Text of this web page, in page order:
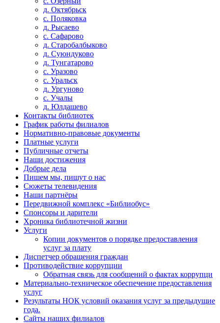
д. Октябрьск
с. Поляковка
д. Рысаево
с. Сафарово
д. Старобалбыково
д. Суюндуково
д. Тунгатарово
с. Уразово
с. Уральск
д. Ургуново
с. Учалы
д. Юлдашево
Контакты библиотек
График работы филиалов
Нормативно-правовые документы
Платные услуги
Публичные отчеты
Наши достижения
Добрые дела
Пишем мы, пишут о нас
Сюжеты телевидения
Наши партнёры
Передвижной комплекс «Библиобус»
Спонсоры и дарители
Хроника библиотечной жизни
Услуги
Копии документов о порядке предоставления
услуг за плату
Диспетчер обращения граждан
Противодействие коррупции
Обратная связь для сообщений о фактах коррупци
Материально-техническое обеспечение предоставления
услуг
Результаты НОК условий оказания услуг за предыдущие
года.
Сайты наших филиалов